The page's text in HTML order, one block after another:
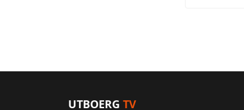
UTBOERG TV